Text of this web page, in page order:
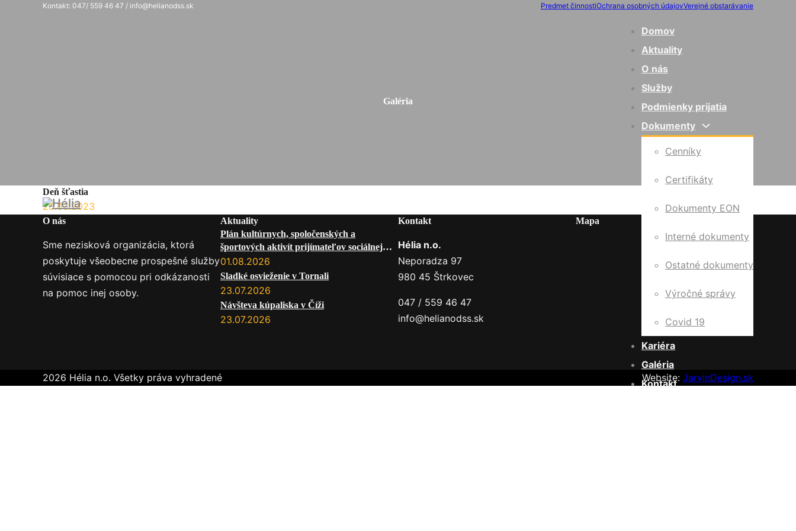
Kontakt: 047/ 559 46 47 / info@helianodss.sk Predmet činnostiOchrana osobných údajovVerejné obstarávanie
Domov
Aktuality
O nás
Služby
Podmienky prijatia
Dokumenty
Cenníky
Certifikáty
Dokumenty EON
Interné dokumenty
Ostatné dokumenty
Výročné správy
Covid 19
Kariéra
Galéria
Kontakt
Galéria
Deň šťastia
20.03.2023
O nás
Sme nezisková organizácia, ktorá
poskytuje všeobecne prospešné služby
súvisiace s pomocou pri odkázanosti
na pomoc inej osoby.
Aktuality
Plán kultúrnych, spoločenských a
športových aktivít prijímateľov sociálnej
služby na mesiac AUGUST 2026
01.08.2026
Sladké osvieženie v Tornali
23.07.2026
Návšteva kúpaliska v Číži
23.07.2026
Kontakt
Hélia n.o.
Neporadza 97
980 45 Štrkovec
047 / 559 46 47
info@helianodss.sk
Mapa
2026 Hélia n.o. Všetky práva vyhradené Website: JarvinDesign.sk